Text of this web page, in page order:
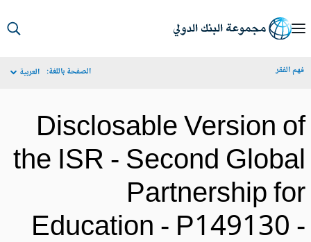
الفقر الصفحة باللغة: العربية
Disclosable Version
the ISR - Second
Partnership
Education - P149130